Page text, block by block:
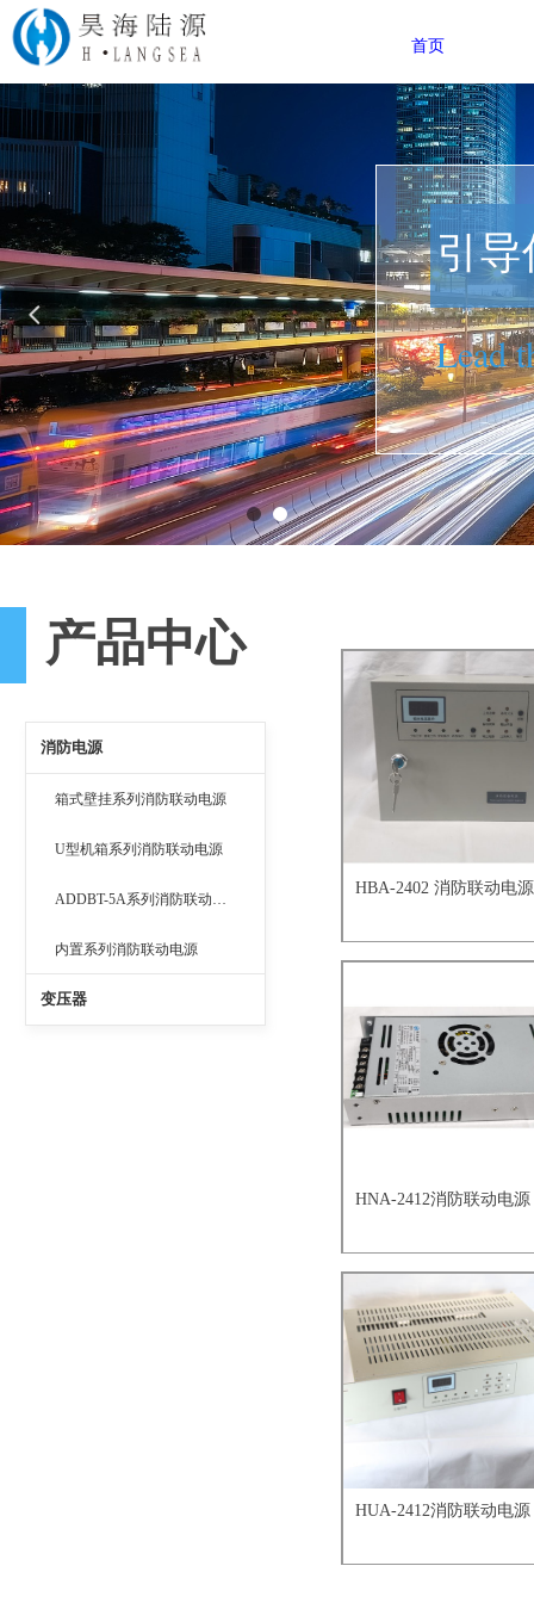
引导
Lead
首页
넳
产品中心
消防电源
箱式壁挂系列消防联动电源
U型机箱系列消防联动电源
ADDBT-5A系列消防联动电源
内置系列消防联动电源
变压器
HBA-2402 消防联动电源
HNA-2412消防联动电源
HUA-2412消防联动电源